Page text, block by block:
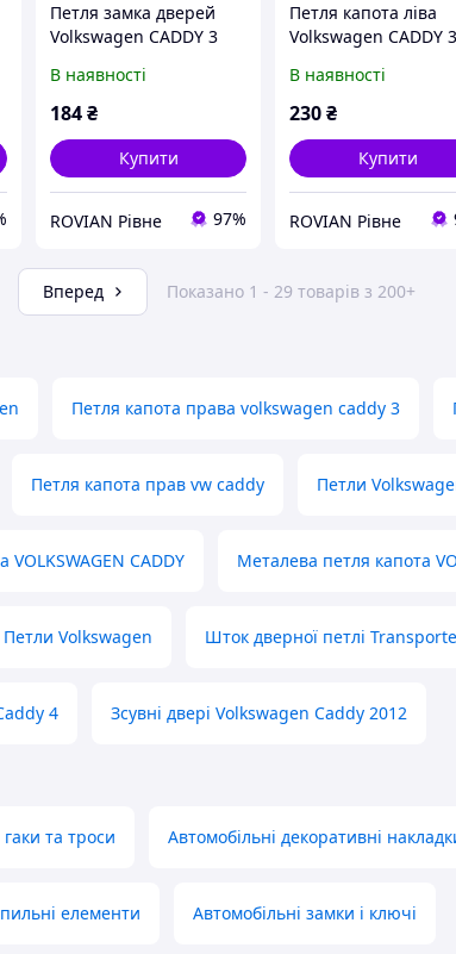
Петля замка дверей
Volkswagen CADDY 3
Кадді), 3B0837033T
(БУ-159310)
В наявності
184₴
Купити
ROVIAN Рівне 97%
Петля капота ліва
Volkswagen CADDY 3
Кадді), 1T0823301
(БУ-168237)
В наявності
230₴
Купити
ROVIAN Рівне
Вперед Показано 1 - 29 товарів з 200+
Петля капота права volkswagen caddy 3
Петля капота прав vw caddy Петли
CADDY Металева петля капота
Петли Volkswagen Шток дверної петлі
4 Зсувні двері Volkswagen Caddy 2012
та троси Автомобільні декоративні
елементи Автомобільні замки і ключі